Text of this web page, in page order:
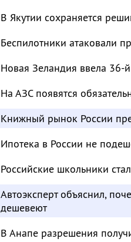
В Якутии сохраняется
Беспилотники атаковали
Новая Зеландия ввела 36-
На АЗС появятся
Книжный рынок России
Ипотека в России не
Российские школьники
Автоэксперт объяснил,
дешевеют
В Анапе разрешения